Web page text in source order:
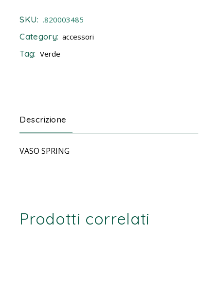
SKU: .820003485
Category: accessori
Tag: Verde
Descrizione
VASO SPRING
Prodotti correlati